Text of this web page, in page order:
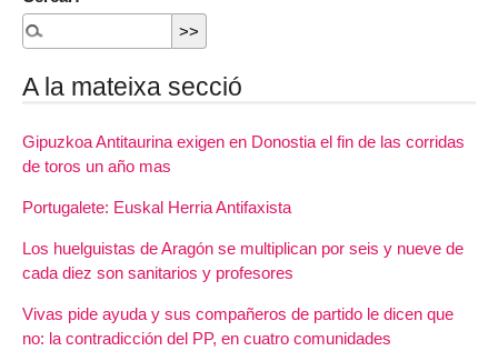
A la mateixa secció
Gipuzkoa Antitaurina exigen en Donostia el fin de las corridas
de toros un año mas
Portugalete: Euskal Herria Antifaxista
Los huelguistas de Aragón se multiplican por seis y nueve de
cada diez son sanitarios y profesores
Vivas pide ayuda y sus compañeros de partido le dicen que
no: la contradicción del PP, en cuatro comunidades